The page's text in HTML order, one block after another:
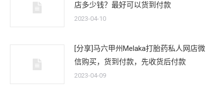
店多少钱？最好可以货到付款
2023-04-10
[分享]马六甲州Melaka打胎药私人网店微
信购买，货到付款，先收货后付款
2023-04-09